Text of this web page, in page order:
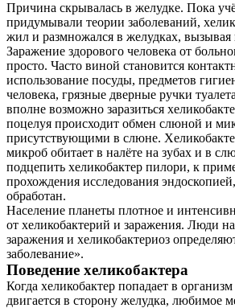
Причина скрывалась в желудке. Пока
придумывали теории заболеваний,
жил и размножался в желудках, вызывая
Заражение здорового человека от
просто. Часто виной становится
использование посуды, предметов
человека, грязные дверные ручки
вполне возможно заразиться
поцелуя происходит обмен слюной и
присутствующими в слюне.
микроб обитает в налёте на зубах и в
подцепить хеликобактер пилори, к
прохождения исследования
обработан.
Население планеты плотное и
от хеликобактерий и заражения. Люди
заражения и хеликобактериоз
заболевание».
Поведение хеликобактера
Когда хеликобактер попадает в
двигается в сторону желудка, любимое